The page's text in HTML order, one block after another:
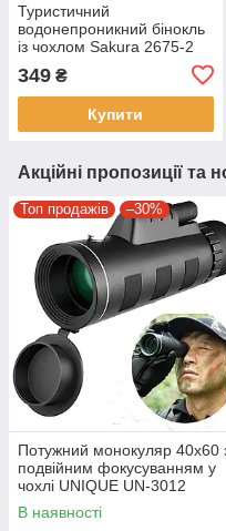
Туристичний
водонепроникний бінокль
із чохлом Sakura 2675-2
30x60 Бінокль для туризму
та полювання
349 ₴
Купити
Акційні пропозиції та
Топ продажів –30%
Потужний монокуляр 40x60
подвійним фокусуванням у
чохлі UNIQUE UN-3012
Монокль туристичний для
полювання
В наявності